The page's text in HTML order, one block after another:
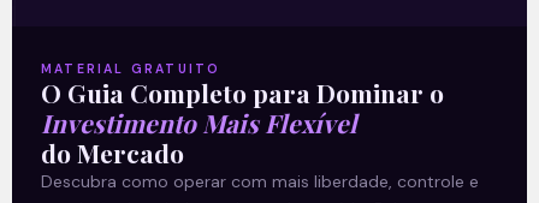
20/04/2021
MATERIAL GRATUITO
O Guia Completo para Dominar o
Investimento Mais Flexível
do Mercado
Descubra como operar com mais liberdade, controle e